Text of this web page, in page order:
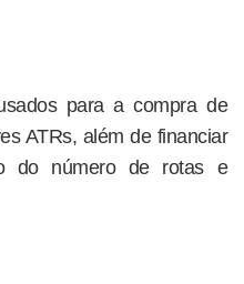
para a compra de
ATRs, além de financiar
do número de rotas e